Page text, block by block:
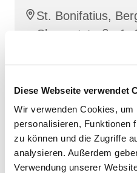
Diese Webseite verwendet
Wir verwenden Cookies, um
personalisieren, Funktionen
zu können und die Zugriffe
analysieren. Außerdem
Verwendung unserer
St. Bonifatius,
Clementstraße 1,